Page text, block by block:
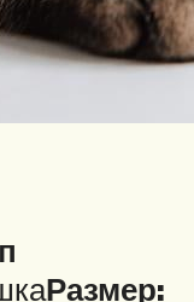
Размер: